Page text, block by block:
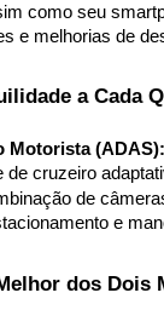
como seu
e melhorias de
a Cada
Motorista (ADAS):
cruzeiro
de
e
dos Dois